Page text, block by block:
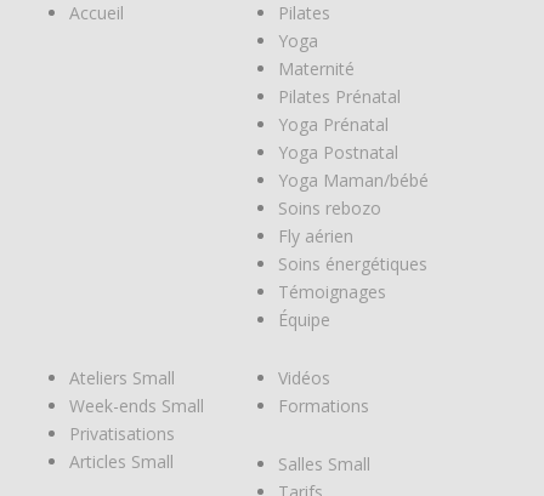
Accueil
Pilates
Yoga
Maternité
Pilates Prénatal
Yoga Prénatal
Yoga Postnatal
Yoga Maman/bébé
Soins rebozo
Fly aérien
Soins énergétiques
Témoignages
Équipe
Ateliers Small
Week-ends Small
Privatisations
Articles Small
Vidéos
Formations
Salles Small